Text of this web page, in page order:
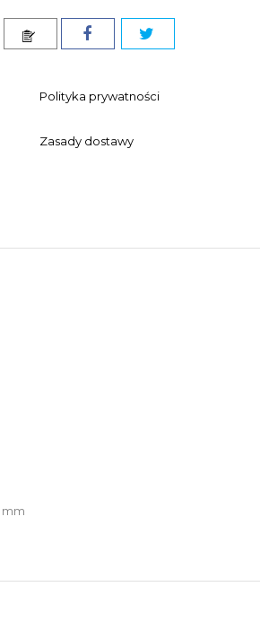
Polityka prywatności
Zasady dostawy
mm